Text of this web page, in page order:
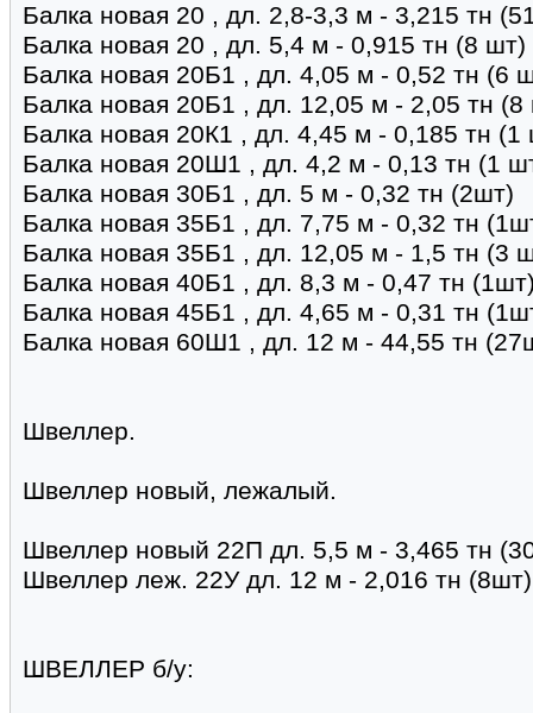
Балка новая 20 , дл. 2,8-3,3 м - 3,215 тн
Балка новая 20 , дл. 5,4 м - 0,915 тн (8 шт)
Балка новая 20Б1 , дл. 4,05 м - 0,52 тн (6
Балка новая 20Б1 , дл. 12,05 м - 2,05 тн (8
Балка новая 20К1 , дл. 4,45 м - 0,185 тн (1
Балка новая 20Ш1 , дл. 4,2 м - 0,13 тн (1
Балка новая 30Б1 , дл. 5 м - 0,32 тн (2шт)
Балка новая 35Б1 , дл. 7,75 м - 0,32 тн
Балка новая 35Б1 , дл. 12,05 м - 1,5 тн (3
Балка новая 40Б1 , дл. 8,3 м - 0,47 тн
Балка новая 45Б1 , дл. 4,65 м - 0,31 тн
Балка новая 60Ш1 , дл. 12 м - 44,55 тн
Швеллер.
Швеллер новый, лежалый.
Швеллер новый 22П дл. 5,5 м - 3,465 тн
Швеллер леж. 22У дл. 12 м - 2,016 тн (8шт)
ШВЕЛЛЕР б/у: